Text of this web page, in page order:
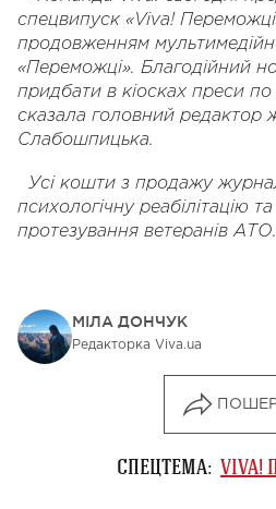
спецвипуск «Viva!
продовженням
«Переможці». Благодійний
придбати в кіосках преси по
сказала головний редактор
Слабошпицька.
Усі кошти з продажу
психологічну реабілітацію
протезування ветеранів АТО.
МІЛА ДОНЧУК
Редакторка Viva.ua
СПЕЦТЕМА: VIVA!